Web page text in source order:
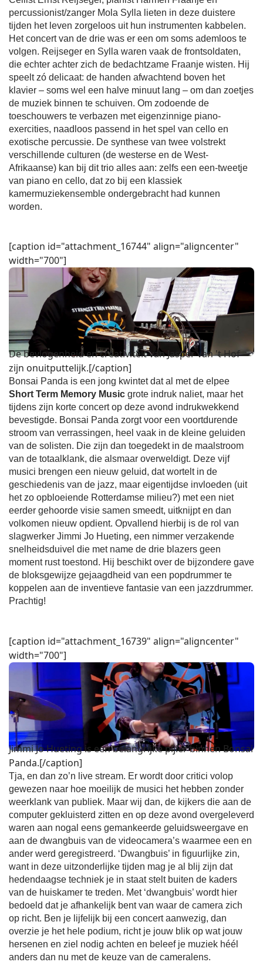
percussionist/zanger Mola Sylla lieten in deze duistere
tijden het leven zorgeloos uit hun instrumenten kabbelen.
Het concert van de drie was er een om soms ademloos te
volgen. Reijseger en Sylla waren vaak de frontsoldaten,
die echter achter zich de bedachtzame Fraanje wisten. Hij
speelt zó delicaat: de handen afwachtend boven het
klavier – soms wel een halve minuut lang – om dan zoetjes
de muziek binnen te schuiven. Om zodoende de
toeschouwers te verbazen met eigenzinnige piano-
exercities, naadloos passend in het spel van cello en
exotische percussie. De synthese van twee volstrekt
verschillende culturen (de westerse en de West-
Afrikaanse) kan bij dit trio alles aan: zelfs een een-tweetje
van piano en cello, dat zo bij een klassiek
kamermuziekensemble ondergebracht had kunnen
worden.
[caption id="attachment_16744" align="aligncenter"
width="700"]
De bevlogenheid en creativiteit van Jasper van 't Hof
zijn onuitputtelijk.[/caption]
Bonsai Panda is een jong kwintet dat al met de elpee
Short Term Memory Music grote indruk naliet, maar het
tijdens zijn korte concert op deze avond indrukwekkend
bevestigde. Bonsai Panda zorgt voor een voortdurende
stroom van verrassingen, heel vaak in de kleine geluiden
van de solisten. Die zijn dan toegedekt in de maalstroom
van de totaalklank, die alsmaar overweldigt. Deze vijf
musici brengen een nieuw geluid, dat wortelt in de
geschiedenis van de jazz, maar eigentijdse invloeden (uit
het zo opbloeiende Rotterdamse milieu?) met een niet
eerder gehoorde visie samen smeedt, uitknijpt en dan
volkomen nieuw opdient. Opvallend hierbij is de rol van
slagwerker Jimmi Jo Hueting, een nimmer verzakende
snelheidsduivel die met name de drie blazers geen
moment rust toestond. Hij beschikt over de bijzondere gave
de bloksgewijze gejaagdheid van een popdrummer te
koppelen aan de inventieve fantasie van een jazzdrummer.
Prachtig!
[caption id="attachment_16739" align="aligncenter"
width="700"]
Jimmi Jo Hueting is een belangrijke pijler binnen Bonsai
Panda.[/caption]
Tja, en dan zo’n live stream. Er wordt door critici volop
gewezen naar hoe moeilijk de musici het hebben zonder
weerklank van publiek. Maar wij dan, de kijkers die aan de
computer gekluisterd zitten en op deze avond overgeleverd
waren aan nogal eens gemankeerde geluidsweergave en
aan de dwangbuis van de videocamera’s waarmee een en
ander werd geregistreerd. ‘Dwangbuis’ in figuurlijke zin,
want in deze uitzonderlijke tijden mag je al blij zijn dat
hedendaagse techniek je in staat stelt buiten de kaders
van de huiskamer te treden. Met ‘dwangbuis’ wordt hier
bedoeld dat je afhankelijk bent van waar de camera zich
op richt. Ben je lijfelijk bij een concert aanwezig, dan
overzie je het hele podium, richt je jouw blik op wat jouw
hersenen en ziel nodig achten en beleef je muziek héél
anders dan nu met de keuze van de cameralens.